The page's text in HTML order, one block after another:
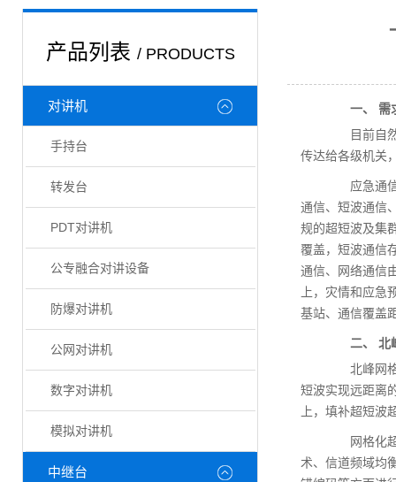
产品列表 / PRODUCTS
对讲机
手持台
转发台
PDT对讲机
公专融合对讲设备
防爆对讲机
公网对讲机
数字对讲机
模拟对讲机
中继台
一、 需
目前自然
传达给各级机关
应急通信
通信、短波通信
规的超短波及集
覆盖，短波通信
通信、网络通信
上，灾情和应
基站、通信覆盖
二、 北峰
北峰网格
短波实现远距离
上，填补超短波
网格化超
术、信道频域均